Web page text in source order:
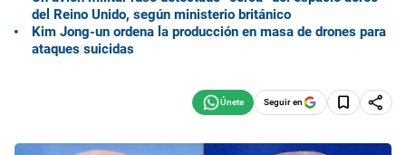
del Reino Unido, según ministerio británico
Kim Jong-un ordena la producción en masa de drones para
ataques suicidas
Seguir en